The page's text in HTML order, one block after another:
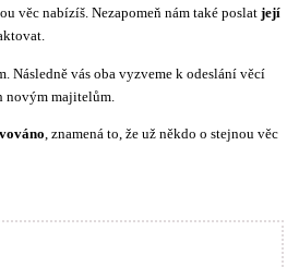
věc nabízíš. Nezapomeň nám také poslat její
Následně vás oba vyzveme k odeslání věcí
novým majitelům.
, znamená to, že už někdo o stejnou věc